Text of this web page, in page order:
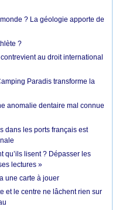
? La géologie apporte de
?
au droit international
Paradis transforme la
anomalie dentaire mal connue
dans les ports français est
qu’ils lisent ? Dépasser les
lectures »
une carte à jouer
et le centre ne lâchent rien sur